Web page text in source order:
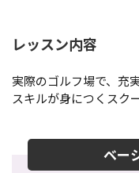
レッスン内容
実際のゴルフ場で、充
スキルが身につくスク
ベー